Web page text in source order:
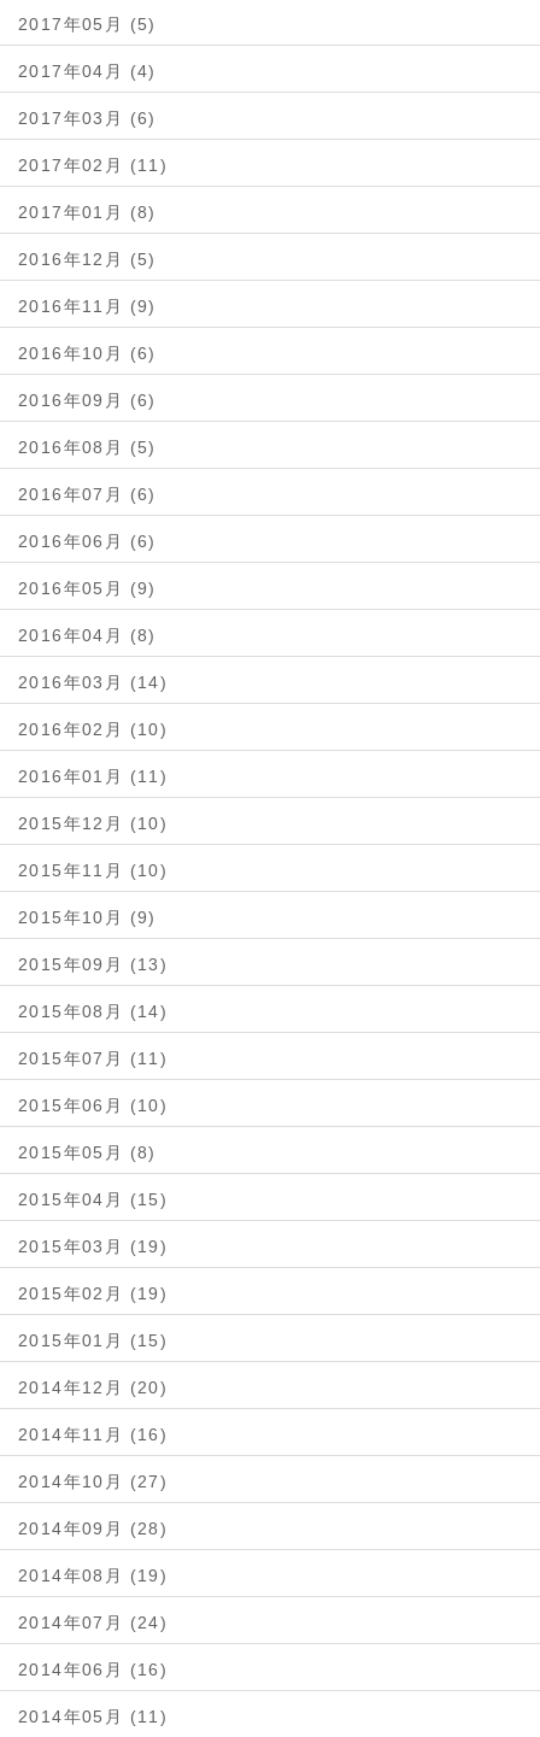
2017年05月 (5)
2017年04月 (4)
2017年03月 (6)
2017年02月 (11)
2017年01月 (8)
2016年12月 (5)
2016年11月 (9)
2016年10月 (6)
2016年09月 (6)
2016年08月 (5)
2016年07月 (6)
2016年06月 (6)
2016年05月 (9)
2016年04月 (8)
2016年03月 (14)
2016年02月 (10)
2016年01月 (11)
2015年12月 (10)
2015年11月 (10)
2015年10月 (9)
2015年09月 (13)
2015年08月 (14)
2015年07月 (11)
2015年06月 (10)
2015年05月 (8)
2015年04月 (15)
2015年03月 (19)
2015年02月 (19)
2015年01月 (15)
2014年12月 (20)
2014年11月 (16)
2014年10月 (27)
2014年09月 (28)
2014年08月 (19)
2014年07月 (24)
2014年06月 (16)
2014年05月 (11)